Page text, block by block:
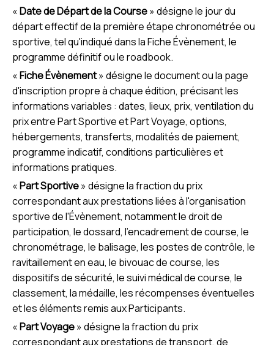
«Date de Départ de la Course» désigne le jour du
départ effectif de la première étape chronométrée ou
sportive, tel qu'indiqué dans la Fiche Évènement, le
programme définitif ou le roadbook.
«Fiche Évènement» désigne le document ou la page
d'inscription propre à chaque édition, précisant les
informations variables : dates, lieux, prix, ventilation du
prix entre Part Sportive et Part Voyage, options,
hébergements, transferts, modalités de paiement,
programme indicatif, conditions particulières et
informations pratiques.
«Part Sportive» désigne la fraction du prix
correspondant aux prestations liées à l'organisation
sportive de l'Évènement, notamment le droit de
participation, le dossard, l'encadrement de course, le
chronométrage, le balisage, les postes de contrôle, le
ravitaillement en eau, le bivouac de course, les
dispositifs de sécurité, le suivi médical de course, le
classement, la médaille, les récompenses éventuelles
et les éléments remis aux Participants.
«Part Voyage» désigne la fraction du prix
correspondant aux prestations de transport, de